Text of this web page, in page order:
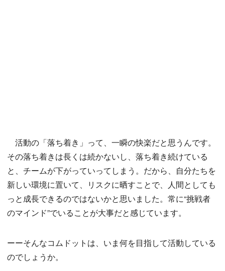
活動の「落ち着き」って、一瞬の快楽だと思うんです。
その落ち着きは長くは続かないし、落ち着き続けている
と、チームが下がっていってしまう。だから、自分たちを
新しい環境に置いて、リスクに晒すことで、人間としても
っと成長できるのではないかと思いました。常に“挑戦者
のマインド”でいることが大事だと感じています。
ーーそんなコムドットは、いま何を目指して活動している
のでしょうか。